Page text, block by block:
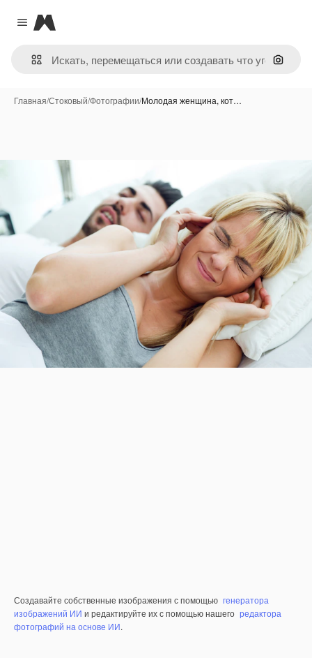
Close menu
Magnific
Поиск
Главная/Стоковый/Фотографии/Молодая женщина, кот…
Создавайте собственные изображения с помощью генератора
изображений ИИ и редактируйте их с помощью нашего редактора
фотографий на основе ИИ.